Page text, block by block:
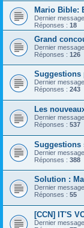
Mario Bible:
Dernier
Réponses : 18
Grand
Dernier
Réponses : 126
Suggestions
Dernier
Réponses : 243
Les
Dernier
Réponses : 537
Suggestions
Dernier
Réponses : 388
Solution :
Dernier
Réponses : 55
[CCN] IT'S
Dernier